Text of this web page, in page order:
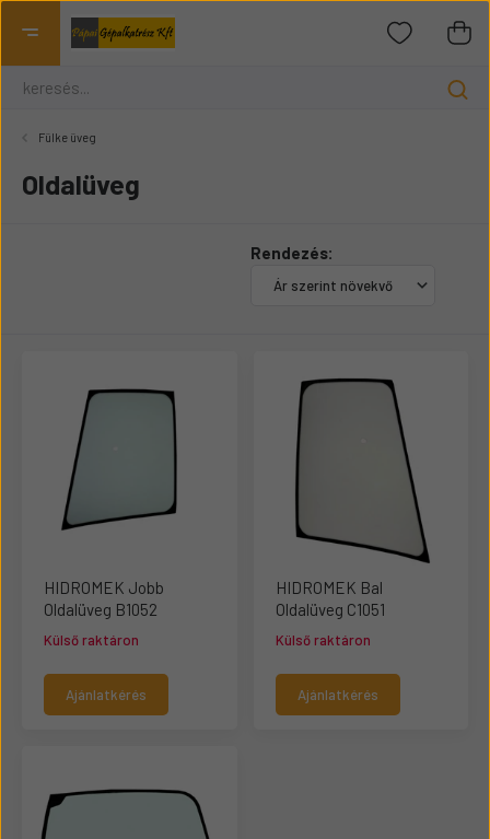
Fülke üveg
Oldalüveg
Rendezés:
HIDROMEK Jobb
Oldalüveg B1052
Külső raktáron
Ajánlatkérés
HIDROMEK Bal
Oldalüveg C1051
Külső raktáron
Ajánlatkérés